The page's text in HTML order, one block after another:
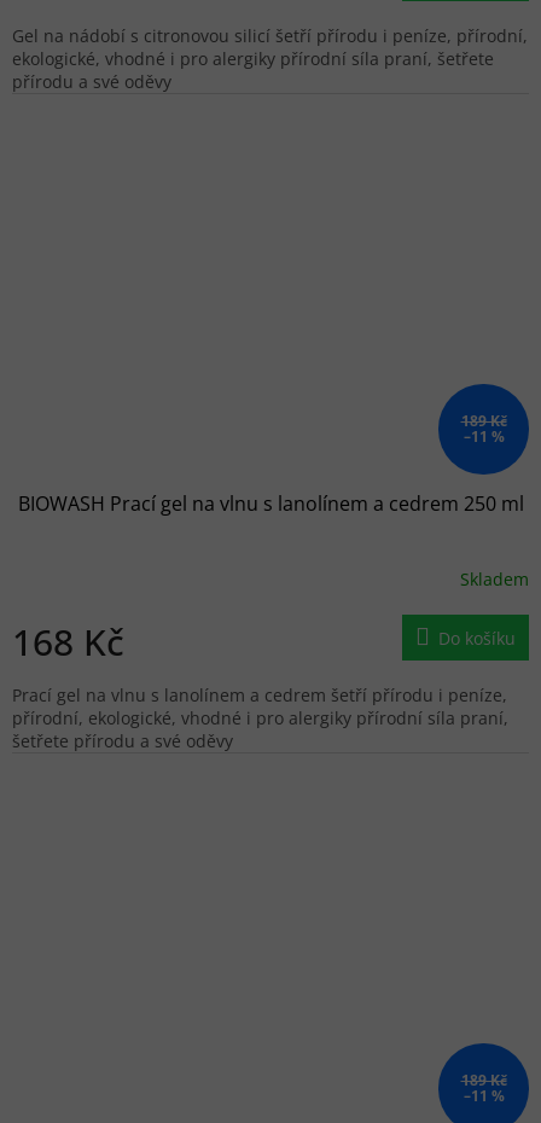
Gel na nádobí s citronovou silicí šetří přírodu i peníze, přírodní,
ekologické, vhodné i pro alergiky přírodní síla praní, šetřete
přírodu a své oděvy
189 Kč
–11 %
BIOWASH Prací gel na vlnu s lanolínem a cedrem 250 ml
Skladem
168 Kč Do košíku
Prací gel na vlnu s lanolínem a cedrem šetří přírodu i peníze,
přírodní, ekologické, vhodné i pro alergiky přírodní síla praní,
šetřete přírodu a své oděvy
189 Kč
–11 %